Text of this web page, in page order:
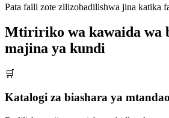
Pata faili zote zilizobadilishwa jina katika
Mtiririko wa kawaida wa
majina ya kundi
🛒
Katalogi za biashara ya mtandao